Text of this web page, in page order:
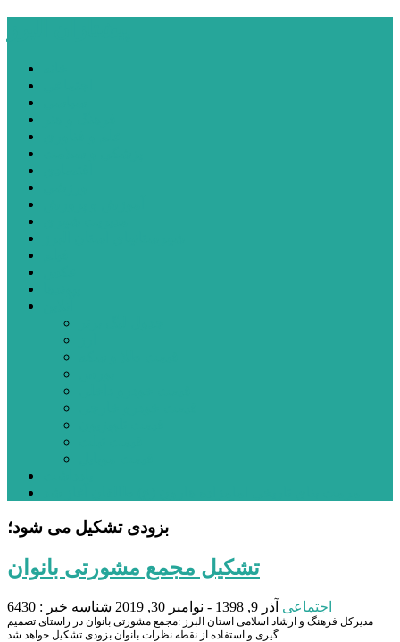
بزودی تشکیل می شود؛
تشکیل مجمع مشورتی بانوان
اجتماعی آذر 9, 1398 - نوامبر 30, 2019 شناسه خبر : 6430
مدیرکل فرهنگ و ارشاد اسلامی استان البرز :مجمع مشورتی بانوان در راستای تصمیم
گیری و استفاده از نقطه نظرات بانوان بزودی تشکیل خواهد شد.